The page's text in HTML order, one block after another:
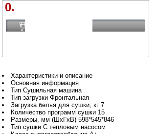
0.
Характеристики и описание
Основная информация
Тип Сушильная машина
Тип загрузки Фронтальная
Загрузка белья для сушки, кг 7
Количество программ сушки 15
Размеры, мм (ШхГхВ) 598*545*846
Тип сушки С тепловым насосом